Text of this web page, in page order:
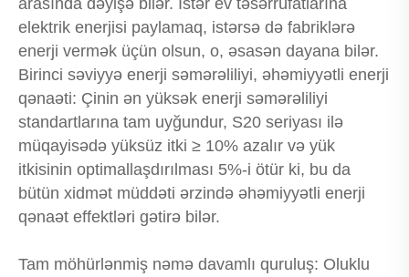
elektrik enerjisi paylamaq, istərsə də fabriklərə
enerji vermək üçün olsun, o, əsasən dayana bilər.
Birinci səviyyə enerji səmərəliliyi, əhəmiyyətli enerji
qənaəti: Çinin ən yüksək enerji səmərəliliyi
standartlarına tam uyğundur, S20 seriyası ilə
müqayisədə yüksüz itki ≥ 10% azalır və yük
itkisinin optimallaşdırılması 5%-i ötür ki, bu da
bütün xidmət müddəti ərzində əhəmiyyətli enerji
qənaət effektləri gətirə bilər.
Tam möhürlənmiş nəmə davamlı quruluş: Oluklu